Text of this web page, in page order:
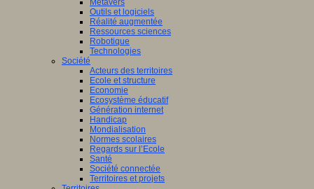
Métavers
Outils et logiciels
Réalité augmentée
Ressources sciences
Robotique
Technologies
Société
Acteurs des territoires
Ecole et structure
Economie
Ecosystème éducatif
Génération internet
Handicap
Mondialisation
Normes scolaires
Regards sur l’Ecole
Santé
Société connectée
Territoires et projets